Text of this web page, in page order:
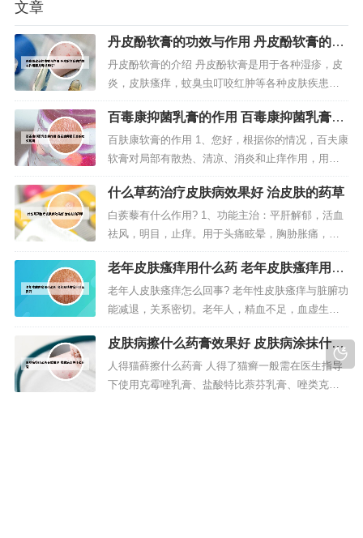
文章
丹皮酚软膏的功效与作用 丹皮酚软膏的功
效与作用婴儿可以用吗?
丹皮酚软膏的介绍 丹皮酚软膏是用于各种湿疹，皮
炎，皮肤瘙痒，蚊臭虫叮咬红肿等各种皮肤疾患，
对过敏性鼻炎和防治感冒也有一定效果的软膏剂。
病情分析： 丹皮酚软膏适用于治疗各种湿疹，皮
炎，皮肤瘙痒，丹皮酚软膏具有抗过敏药，有消炎
止痒的作用。丹皮酚软膏是经国家正式批准的中药
准字号药品，丹皮酚软膏不含激素。意...
百毒康抑菌乳膏的作用 百毒康抑菌乳膏的
功效说明
百肤康软膏的作用 1、您好，根据你的情况，百夫康
软膏对局部有散热、清凉、消炎和止痒作用，用于
过敏性的瘙痒性皮肤病，如瘙痒症、神经性皮炎、
接触性皮炎、脂溢性皮炎、慢性湿疹、银屑病等。
2、您好，艾庄好百夫康软膏.对局部有散热、清凉、
消炎和止痒作用，用于过敏性的瘙痒性皮肤病，如
瘙痒症、神经性皮炎、接触性皮...
什么草药治疗皮肤病效果好 治皮肤的药草
白蒺藜有什么作用? 1、功能主治：平肝解郁，活血
祛风，明目，止痒。用于头痛眩晕，胸胁胀痛，乳
闭乳痈，目赤翳障，风疹瘙痒。2、平肝解郁：用于
肝阳上亢，症见头痛而眩，心烦易怒者，夜寐不
宁，与桑叶、菊花、蔓荆子、钩藤等药同用。行气
活血：用于少腹胀痛，可与乌药、芍药、川楝子、
香附等同用。3、疏肝明目 中医...
老年皮肤瘙痒用什么药 老年皮肤瘙痒用什
么药好
老年人皮肤瘙痒怎么回事? 老年性皮肤瘙痒与脏腑功
能减退，关系密切。老年人，精血不足，血虚生
风，风盛则燥，风动则痒；或者肝肾阴亏，精血无
以濡养皮肤，阴虚血燥而痒等。而老年人身上痒，
大多是血虚受风造成的，血液的主要作用是濡养全
身，给身体的各个部位输送营养和水分。老年人皮
皮肤病擦什么药膏效果好 皮肤病涂抹什么
药膏
人得猫藓擦什么药膏 人得了猫癣一般需在医生指导
下使用克霉唑乳膏、盐酸特比萘芬乳膏、唑类克霉